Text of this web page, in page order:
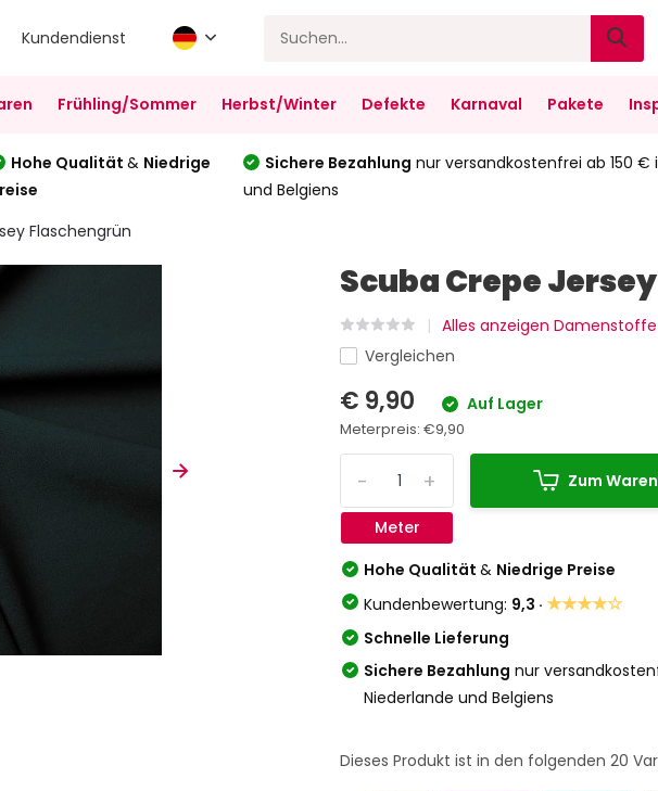
Kundendienst
Frühling/Sommer Herbst/Winter Defekte Karnaval Pakete
Hohe Qualität& Niedrige
Sichere Bezahlung nur versandkostenfrei ab 150 €
und Belgiens
Flaschengrün
Scuba Crepe
Alles anzeigen Damenstoffe
Vergleichen
€ 9,90 Auf Lager
Meterpreis:€9,90
+
-
Meter
Zum
Hohe Qualität& Niedrige Preise
Kundenbewertung: 9,3 ·★★★★☆
Schnelle Lieferung
Sichere Bezahlung nur
Niederlande und Belgiens
Dieses Produkt ist in den folgenden20